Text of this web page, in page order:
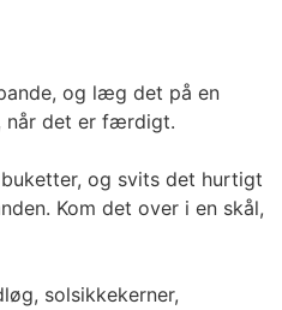
og læg det på en
når det er færdigt.
og svits det hurtigt
Kom det over i en skål,
solsikkekerner,